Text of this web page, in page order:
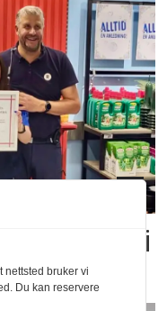
Post i
nettsted bruker vi
Du kan reservere